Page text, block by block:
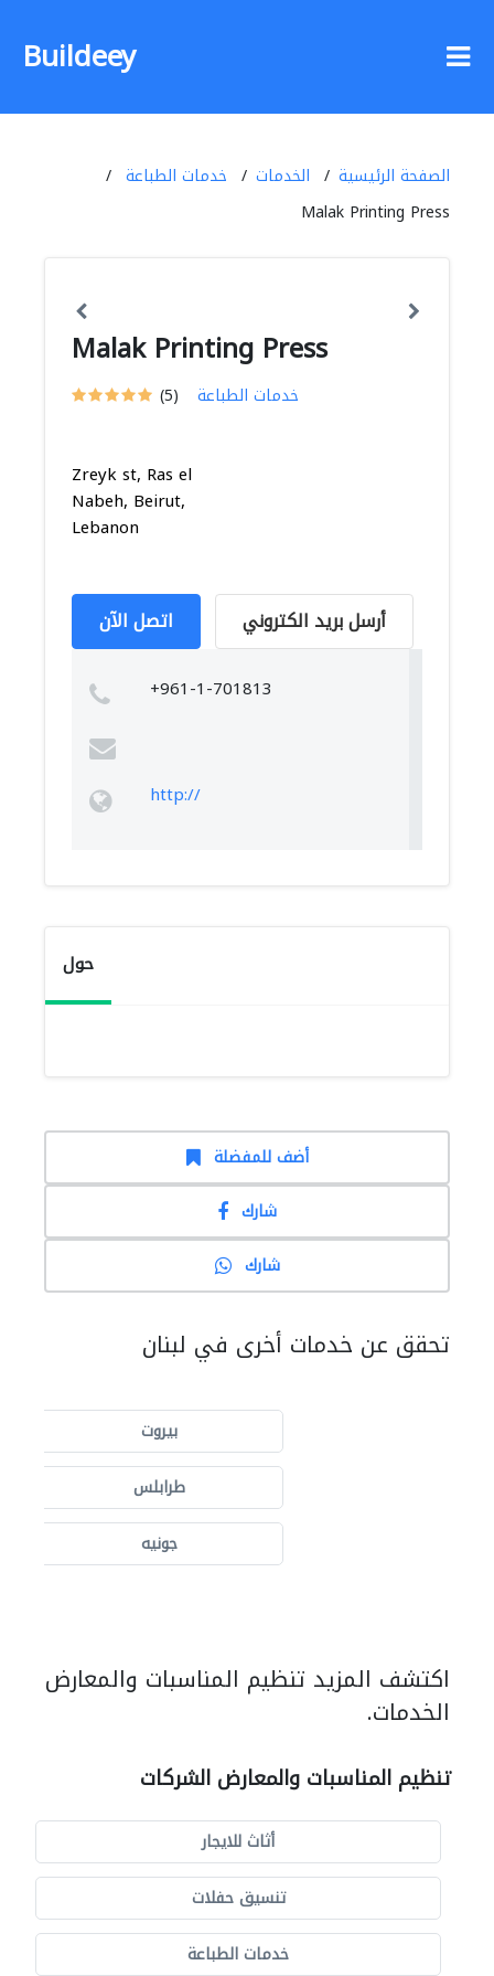
Buildeey
الصفحة الرئيسية الخدمات
خدمات الطباعة
Malak Printing Press
Malak Printing Press
(5) خدمات الطباعة
Zreyk st, Ras el
Nabeh, Beirut,
Lebanon
اتصل الآن أرسل بريد الكتروني
+961-1-701813
http://
حول
أضف للمفضلة
شارك
شارك
تحقق عن خدمات أخرى في لبنان
بيروت
طرابلس
جونيه
اكتشف المزيد تنظيم المناسبات والمعارض
الخدمات.
تنظيم المناسبات والمعارض الشركات
أثاث للايجار
تنسيق حفلات
خدمات الطباعة